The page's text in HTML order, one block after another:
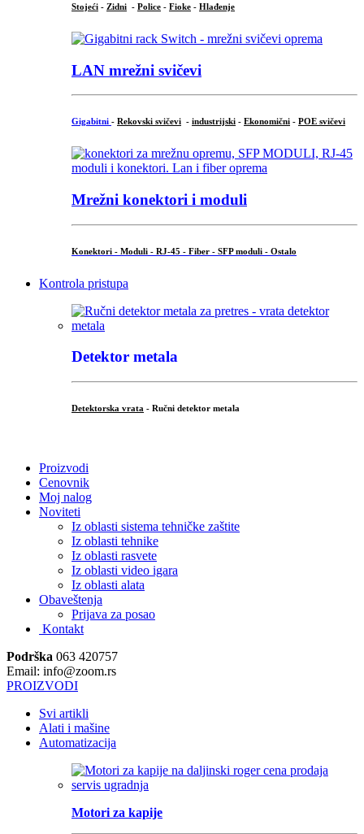
Stojeći - Zidni - Police - Fioke - Hlađenje
LAN mrežni svičevi
Gigabitni - Rekovski svičevi - industrijski - Ekonomični - POE svičevi
Mrežni konektori i moduli
Konektori - Moduli - RJ-45 - Fiber - SFP moduli - Ostalo
Kontrola pristupa
Detektor metala
Detektorska vrata - Ručni detektor metala
Proizvodi
Cenovnik
Moj nalog
Noviteti
Iz oblasti sistema tehničke zaštite
Iz oblasti tehnike
Iz oblasti rasvete
Iz oblasti video igara
Iz oblasti alata
Obaveštenja
Prijava za posao
Kontakt
Podrška 063 420757
Email: info@zoom.rs
PROIZVODI
Svi artikli
Alati i mašine
Automatizacija
Motori za kapije